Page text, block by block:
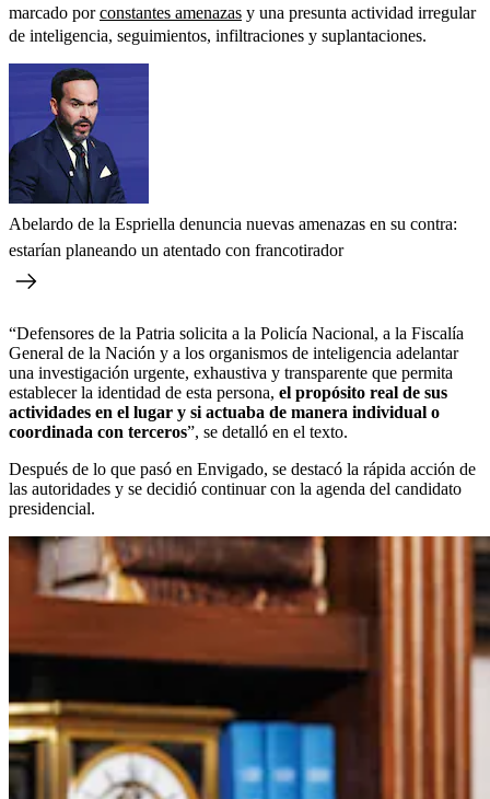
marcado porconstantes amenazas y una presunta actividad irregular
de inteligencia, seguimientos, infiltraciones y suplantaciones.
Abelardo de la Espriella denuncia nuevas amenazas en su contra:
estarían planeando un atentado con francotirador
“Defensores de la Patria solicita a la Policía Nacional, a la Fiscalía
General de la Nación y a los organismos de inteligencia adelantar
una investigación urgente, exhaustiva y transparente que permita
establecer la identidad de esta persona, el propósito real de sus
actividades en el lugar y si actuaba de manera individual o
coordinada con terceros”, se detalló en el texto.
Después de lo que pasó en Envigado, se destacó la rápida acción de
las autoridades y se decidió continuar con la agenda del candidato
presidencial.